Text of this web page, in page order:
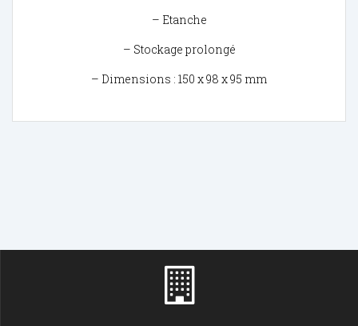
– Etanche
– Stockage prolongé
– Dimensions : 150 x 98 x 95 mm